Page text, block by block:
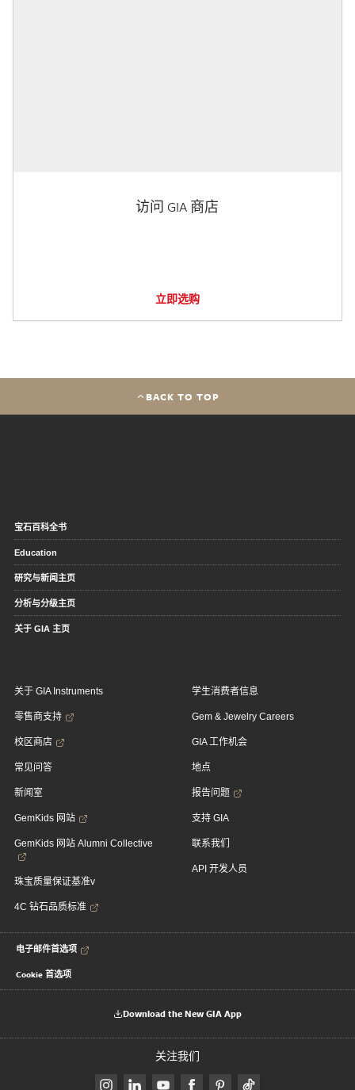
访问 GIA 商店
立即选购
BACK TO TOP
宝石百科全书
Education
研究与新闻主页
分析与分级主页
关于 GIA 主页
关于 GIA Instruments
零售商支持
校区商店
常见问答
新闻室
GemKids 网站
GemKids 网站 Alumni Collective
珠宝质量保证基准v
4C 钻石品质标准
学生消费者信息
Gem & Jewelry Careers
GIA 工作机会
地点
报告问题
支持 GIA
联系我们
API 开发人员
电子邮件首选项
Cookie 首选项
Download the New GIA App
关注我们